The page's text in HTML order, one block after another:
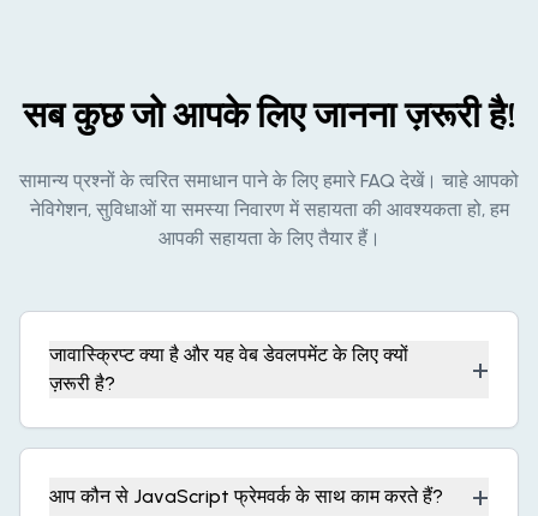
सब कुछ जो आपके लिए जानना ज़रूरी है!
सामान्य प्रश्नों के त्वरित समाधान पाने के लिए हमारे FAQ देखें। चाहे आपको
नेविगेशन, सुविधाओं या समस्या निवारण में सहायता की आवश्यकता हो, हम
आपकी सहायता के लिए तैयार हैं।
जावास्क्रिप्ट क्या है और यह वेब डेवलपमेंट के लिए क्यों
ज़रूरी है?
+
आप कौन से JavaScript फ्रेमवर्क के साथ काम करते हैं? +